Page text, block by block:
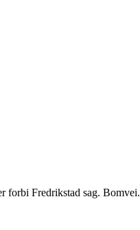
forbi Fredrikstad sag. Bomvei.